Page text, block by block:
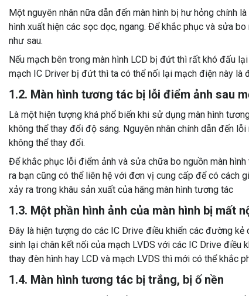
Một nguyên nhân nữa dẫn đến màn hình bị hư hỏng chính
hình xuất hiện các sọc dọc, ngang. Để khắc phục và sửa
như sau.
Nếu mạch bên trong màn hình LCD bị đứt thì rất khó đấu
mạch IC Driver bị đứt thì ta có thể nối lại mạch điện này là
1.2. Màn hình tương tác bị lỗi điểm ảnh sau
Là một hiện tượng khá phổ biến khi sử dụng màn hình
không thể thay đổi độ sáng. Nguyên nhân chính dẫn đến
không thể thay đổi.
Để khắc phục lỗi điểm ảnh và sửa chữa bo nguồn màn
ra bạn cũng có thể liên hệ với đơn vị cung cấp để có cách
xảy ra trong khâu sản xuất của hãng màn hình tương tác
1.3. Một phần hình ảnh của màn hình bị mất
Đây là hiện tượng do các IC Drive điều khiển các đường
sinh lại chân kết nối của mạch LVDS với các IC Drive điều
thay đèn hình hay LCD và mạch LVDS thì mới có thể khắc
1.4. Màn hình tương tác bị trắng, bị ố nền